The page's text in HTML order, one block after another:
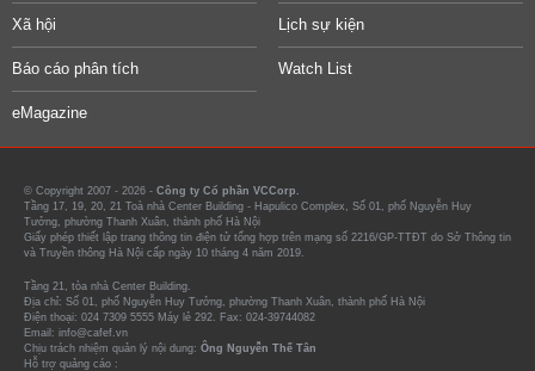
Xã hội Lịch sự kiện
Báo cáo phân tích Watch List
eMagazine
© Copyright 2007 - 2026 - Công ty Cổ phần VCCorp.
Tầng 17, 19, 20, 21 Toà nhà Center Building - Hapulico Complex, Số 01, phố Nguyễn Huy
Tưởng, phường Thanh Xuân, thành phố Hà Nội
Giấy phép thiết lập trang thông tin điện tử tổng hợp trên mạng số 2216/GP-TTĐT do Sở Thông tin
và Truyền thông Hà Nội cấp ngày 10 tháng 4 năm 2019.
Tầng 21, tòa nhà Center Building.
Địa chỉ: Số 01, phố Nguyễn Huy Tưởng, phường Thanh Xuân, thành phố Hà Nội
Điện thoại: 024 7309 5555 Máy lẻ 292. Fax: 024-39744082
Email: info@cafef.vn
Chịu trách nhiệm quản lý nội dung: Ông Nguyễn Thế Tân
Hỗ trợ quảng cáo :